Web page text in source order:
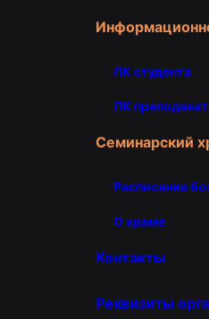
ЛК студента
ЛК
Семинарский
Расписание
О храме
Контакты
Реквизиты